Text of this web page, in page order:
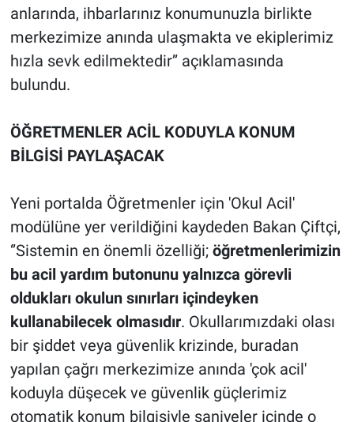
anlarında, ihbarlarınız konumunuzla birlikte
merkezimize anında ulaşmakta ve ekiplerimiz
hızla sevk edilmektedir’’ açıklamasında
bulundu.
ÖĞRETMENLER ACİL KODUYLA KONUM
BİLGİSİ PAYLAŞACAK
Yeni portalda Öğretmenler için 'Okul Acil'
modülüne yer verildiğini kaydeden Bakan Çiftçi,
‘’Sistemin en önemli özelliği; öğretmenlerimizin
bu acil yardım butonunu yalnızca görevli
oldukları okulun sınırları içindeyken
kullanabilecek olmasıdır. Okullarımızdaki olası
bir şiddet veya güvenlik krizinde, buradan
yapılan çağrı merkezimize anında 'çok acil'
koduyla düşecek ve güvenlik güçlerimiz
otomatik konum bilgisiyle saniyeler içinde o